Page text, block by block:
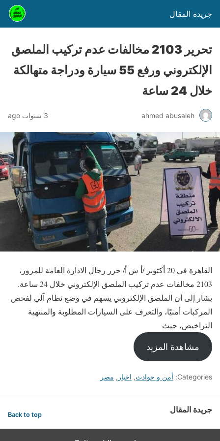
جريدة المقال
تحرير 2103 مخالفات عدم تركيب الملصق
الإلكتروني ورفع 55 سيارة ودراجة متهالكة
خلال 24 ساعة
ahmed abusaleh 3 سنوات ago
القاهرة في 20 أكتوبر /أ ش أ/ حرر رجال الادارة العامة للمرور،
2103 مخالفات عدم تركيب الملصق الإلكتروني خلال 24 ساعة.
يشار إلى أن الملصق الإلكتروني يسهم في وضع نظام آلي لفحص
المركبات أمنيًا، والتعرف على السيارات المطلوبة والمنتهية
التراخيص، حيث
مشاهدة المزيد
Categories: أمن و حوادث, اخبار , مصر
جريدة المقال Back to top